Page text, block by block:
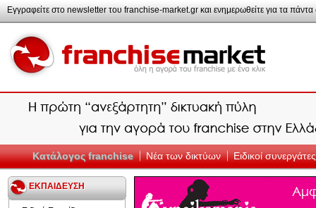
Κατάλογος franchise Νέα των δικτύων Ειδικοί συνεργάτες
ΕΚΠΑΙΔΕΥΣΗ
Εγγραφείτε στο newsletter του franchise-market.gr και ενημερωθείτε για τα πάντα